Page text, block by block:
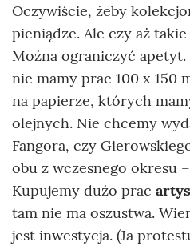
Oczywiście, żeby
pieniądze. Ale czy aż
Można ograniczyć
nie mamy prac 100 x 150
na papierze, których
olejnych. Nie chcemy
Fangora, czy
obu z wczesnego okresu
Kupujemy dużo prac
tam nie ma oszustwa.
jest inwestycja. (Ja